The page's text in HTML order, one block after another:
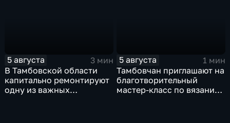
5 августа
3 мин
В Тамбовской области
капитально ремонтируют
одну из важных
5 августа
1 мин
Тамбовчан приглашают на
благотворительный
мастер-класс по вязанию